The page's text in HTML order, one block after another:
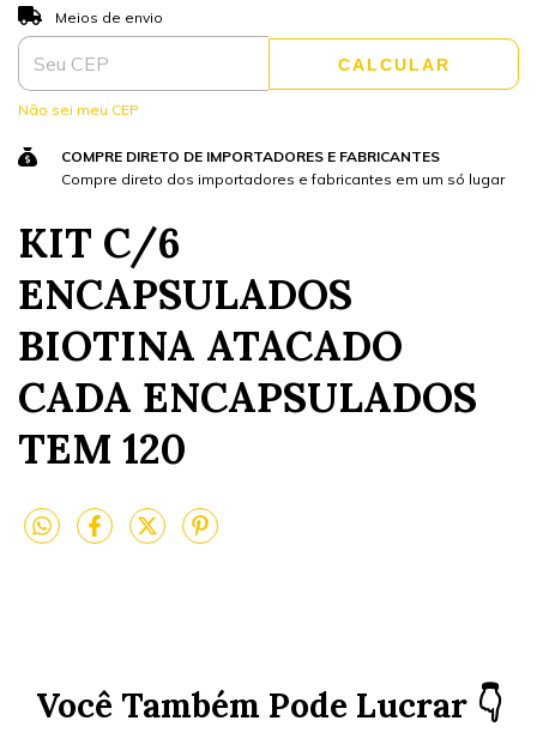
Entregas para o CEP:
Meios de envio
CALCULAR
Não sei meu CEP
COMPRE DIRETO DE IMPORTADORES E FABRICANTES
Compre direto dos importadores e fabricantes em um só lugar
KIT C/6
ENCAPSULADOS
BIOTINA ATACADO
CADA ENCAPSULADOS
TEM 120
Você Também Pode Lucrar 👇